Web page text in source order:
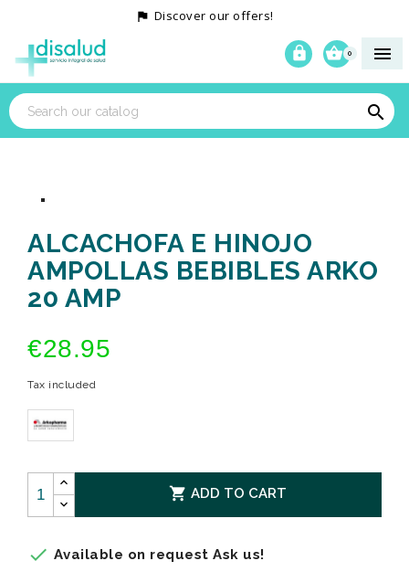
 Discover our offers!

0



ALCACHOFA E HINOJO
AMPOLLAS BEBIBLES ARKO
20 AMP
€28.95
Tax included
 ADD TO CART
 Available on request Ask us!